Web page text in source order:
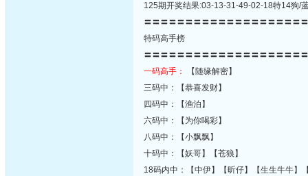
125期开奖结果:03-13-31-49-02-18特14狗/
〓〓〓〓〓〓〓〓〓〓〓〓〓〓〓〓〓〓〓
特码高手榜
〓〓〓〓〓〓〓〓〓〓〓〓〓〓〓〓〓〓〓
一码高手：
【随缘解密】
三码中：【恭喜发财】
四码中：【渔泊】
六码中：【为你喝彩】
八码中：【小飘飘】
十码中：【妖哥】【苍狼】
18码内中：【中伊】【昕仔】【生生牛牛】